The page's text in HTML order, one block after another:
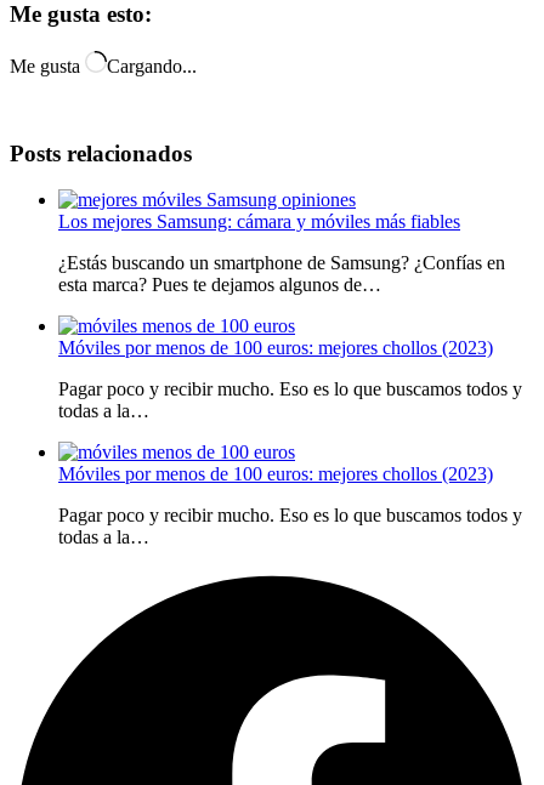
Me gusta esto:
Me gusta Cargando...
Posts relacionados
Los mejores Samsung: cámara y móviles más fiables
¿Estás buscando un smartphone de Samsung? ¿Confías en
esta marca? Pues te dejamos algunos de…
Móviles por menos de 100 euros: mejores chollos (2023)
Pagar poco y recibir mucho. Eso es lo que buscamos todos y
todas a la…
Móviles por menos de 100 euros: mejores chollos (2023)
Pagar poco y recibir mucho. Eso es lo que buscamos todos y
todas a la…